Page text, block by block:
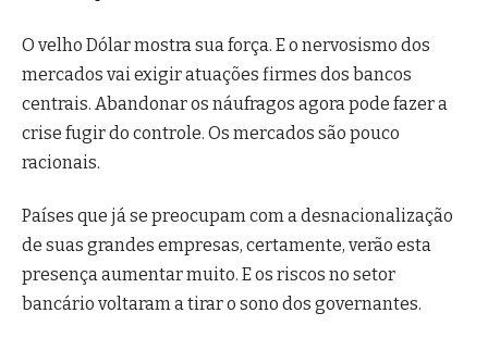
O velho Dólar mostra sua força. E o nervosismo dos
mercados vai exigir atuações firmes dos bancos
centrais. Abandonar os náufragos agora pode fazer a
crise fugir do controle. Os mercados são pouco
racionais.
Países que já se preocupam com a desnacionalização
de suas grandes empresas, certamente, verão esta
presença aumentar muito. E os riscos no setor
bancário voltaram a tirar o sono dos governantes.